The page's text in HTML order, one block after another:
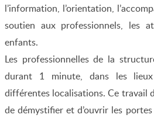
l’information, l’orientation,
soutien aux professionnels, les
enfants.
Les professionnelles de la
durant 1 minute, dans les lieux
différentes localisations. Ce travail
de démystifier et d’ouvrir les